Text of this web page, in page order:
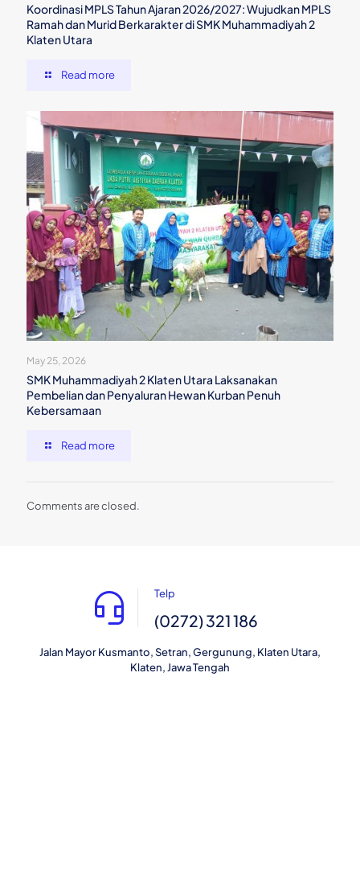
Koordinasi MPLS Tahun Ajaran 2026/2027: Wujudkan MPLS
Ramah dan Murid Berkarakter di SMK Muhammadiyah 2
Klaten Utara
Read more
May 25, 2026
SMK Muhammadiyah 2 Klaten Utara Laksanakan
Pembelian dan Penyaluran Hewan Kurban Penuh
Kebersamaan
Read more
Comments are closed.
Telp
(0272) 321 186
Jalan Mayor Kusmanto, Setran, Gergunung, Klaten Utara,
Klaten, Jawa Tengah